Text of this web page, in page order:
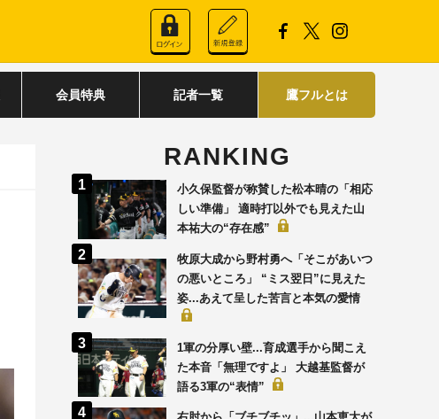
会員特典 記者一覧 鷹フルとは
RANKING
小久保監督が称賛した松本晴の「相応
しい準備」 適時打以外でも見えた山
本祐大の“存在感”
牧原大成から野村勇へ「そこがあいつ
の悪いところ」 “ミス翌日”に見えた
姿...あえて呈した苦言と本気の愛情
1軍の分厚い壁...育成選手から聞こえ
た本音「無理ですよ」 大越基監督が
語る3軍の“表情”